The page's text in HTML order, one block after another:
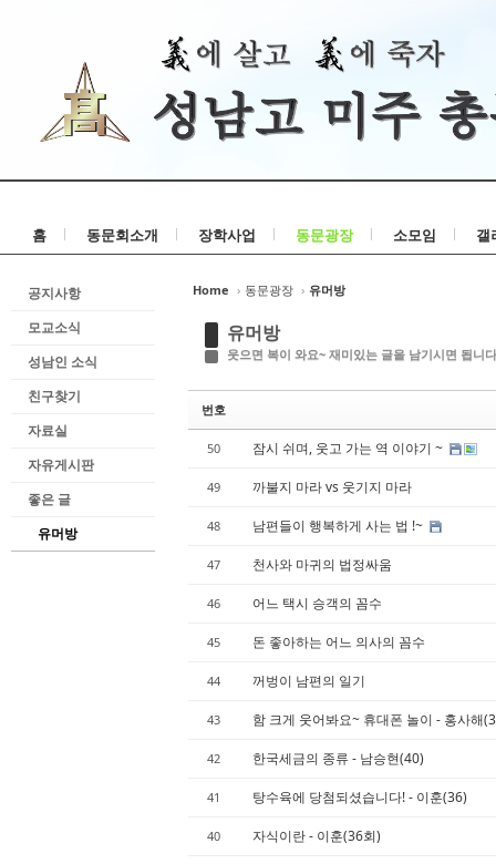
홈 동문회소개 장학사업 동문광장 소모임 갤
공지사항
모교소식
성남인 소식
친구찾기
자료실
자유게시판
좋은 글
유머방
Home › 동문광장 › 유머방
유머방
웃으면 복이 와요~ 재미있는 글을 남기시면 됩니
번호
50 잠시 쉬며, 웃고 가는 역 이야기 ~
49 까불지 마라 vs 웃기지 마라
48 남편들이 행복하게 사는 법 !~
47 천사와 마귀의 법정싸움
46 어느 택시 승객의 꼼수
45 돈 좋아하는 어느 의사의 꼼수
44 꺼벙이 남편의 일기
43 함 크게 웃어봐요~ 휴대폰 놀이 - 홍사해
42 한국세금의 종류 - 남승현(40)
41 탕수육에 당첨되셨습니다! - 이훈(36)
40 자식이란 - 이훈(36회)